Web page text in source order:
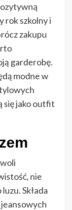
rok szkolny i
zakupu
garderobę.
modne w
się jako outfit
nie
Składa